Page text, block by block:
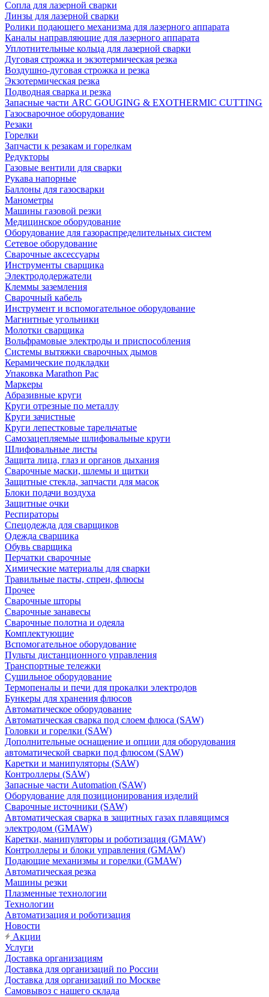
Сопла для лазерной сварки
Линзы для лазерной сварки
Ролики подающего механизма для лазерного аппарата
Каналы направляющие для лазерного аппарата
Уплотнительные кольца для лазерной сварки
Дуговая строжка и экзотермическая резка
Воздушно-дуговая строжка и резка
Экзотермическая резка
Подводная сварка и резка
Запасные части ARC GOUGING & EXOTHERMIC CUTTING
Газосварочное оборудование
Резаки
Горелки
Запчасти к резакам и горелкам
Редукторы
Газовые вентили для сварки
Рукава напорные
Баллоны для газосварки
Манометры
Машины газовой резки
Медицинское оборудование
Оборудование для газораспределительных систем
Сетевое оборудование
Сварочные аксессуары
Инструменты сварщика
Электрододержатели
Клеммы заземления
Сварочный кабель
Инструмент и вспомогательное оборудование
Магнитные угольники
Молотки сварщика
Вольфрамовые электроды и приспособления
Системы вытяжки сварочных дымов
Керамические подкладки
Упаковка Marathon Pac
Маркеры
Абразивные круги
Круги отрезные по металлу
Круги зачистные
Круги лепестковые тарельчатые
Самозацепляемые шлифовальные круги
Шлифовальные листы
Защита лица, глаз и органов дыхания
Сварочные маски, шлемы и щитки
Защитные стекла, запчасти для масок
Блоки подачи воздуха
Защитные очки
Респираторы
Спецодежда для сварщиков
Одежда сварщика
Обувь сварщика
Перчатки сварочные
Химические материалы для сварки
Травильные пасты, спреи, флюсы
Прочее
Сварочные шторы
Сварочные занавесы
Сварочные полотна и одеяла
Комплектующие
Вспомогательное оборудование
Пульты дистанционного управления
Транспортные тележки
Сушильное оборудование
Термопеналы и печи для прокалки электродов
Бункеры для хранения флюсов
Автоматическое оборудование
Автоматическая сварка под слоем флюса (SAW)
Головки и горелки (SAW)
Дополнительные оснащение и опции для оборудования
автоматической сварки под флюсом (SAW)
Каретки и манипуляторы (SAW)
Контроллеры (SAW)
Запасные части Automation (SAW)
Оборудование для позиционирования изделий
Сварочные источники (SAW)
Автоматическая сварка в защитных газах плавящимся
электродом (GMAW)
Каретки, манипуляторы и роботизация (GMAW)
Контроллеры и блоки управления (GMAW)
Подающие механизмы и горелки (GMAW)
Автоматическая резка
Машины резки
Плазменные технологии
Технологии
Автоматизация и роботизация
Новости
Акции
Услуги
Доставка организациям
Доставка для организаций по России
Доставка для организаций по Москве
Самовывоз с нашего склада